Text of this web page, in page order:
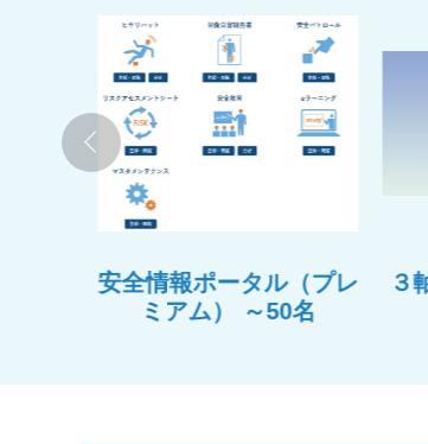
安全情報ポータル（プレ
ミアム） ～50名
３